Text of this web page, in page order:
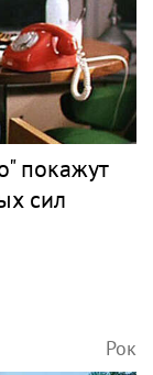
покажут
сил
Рок